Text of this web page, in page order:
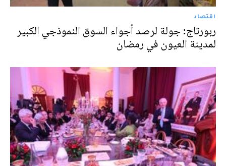
اقتصاد
ربورتاج: جولة لرصد أجواء السوق النموذجي الكبير
لمدينة العيون في رمضان